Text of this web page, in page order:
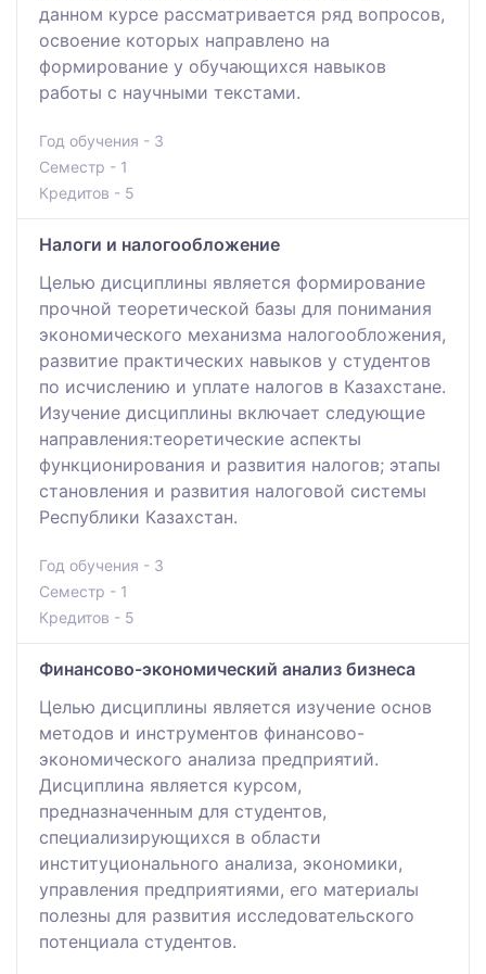
данном курсе рассматривается ряд вопросов,
освоение которых направлено на
формирование у обучающихся навыков
работы с научными текстами.
Год обучения - 3
Семестр - 1
Кредитов - 5
Налоги и налогообложение
Целью дисциплины является формирование
прочной теоретической базы для понимания
экономического механизма налогообложения,
развитие практических навыков у студентов
по исчислению и уплате налогов в Казахстане.
Изучение дисциплины включает следующие
направления:теоретические аспекты
функционирования и развития налогов; этапы
становления и развития налоговой системы
Республики Казахстан.
Год обучения - 3
Семестр - 1
Кредитов - 5
Финансово-экономический анализ бизнеса
Целью дисциплины является изучение основ
методов и инструментов финансово-
экономического анализа предприятий.
Дисциплина является курсом,
предназначенным для студентов,
специализирующихся в области
институционального анализа, экономики,
управления предприятиями, его материалы
полезны для развития исследовательского
потенциала студентов.